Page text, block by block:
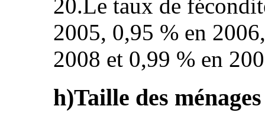
20.Le taux de
2005, 0,95 % en
2008 et 0,99 % en
h)Taille des ménages